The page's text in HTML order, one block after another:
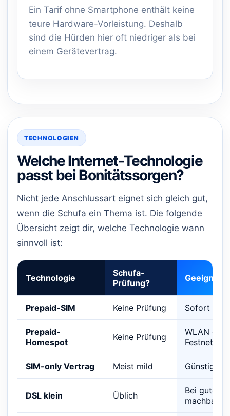
Ein Tarif ohne Smartphone enthält keine
teure Hardware-Vorleistung. Deshalb
sind die Hürden hier oft niedriger als bei
einem Gerätevertrag.
TECHNOLOGIEN
Welche Internet-Technologie
passt bei Bonitätssorgen?
Nicht jede Anschlussart eignet sich gleich gut,
wenn die Schufa ein Thema ist. Die folgende
Übersicht zeigt dir, welche Technologie wann
sinnvoll ist:
Technologie
Schufa-
Prüfung?
Geeignet
Prepaid-SIM Keine Prüfung Sofort
Prepaid-
Homespot
Keine Prüfung
WLAN
SIM-only Vertrag Meist mild Günstig,
DSL klein Üblich
Bei gutem
machbar